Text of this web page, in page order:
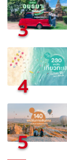
3
4
5